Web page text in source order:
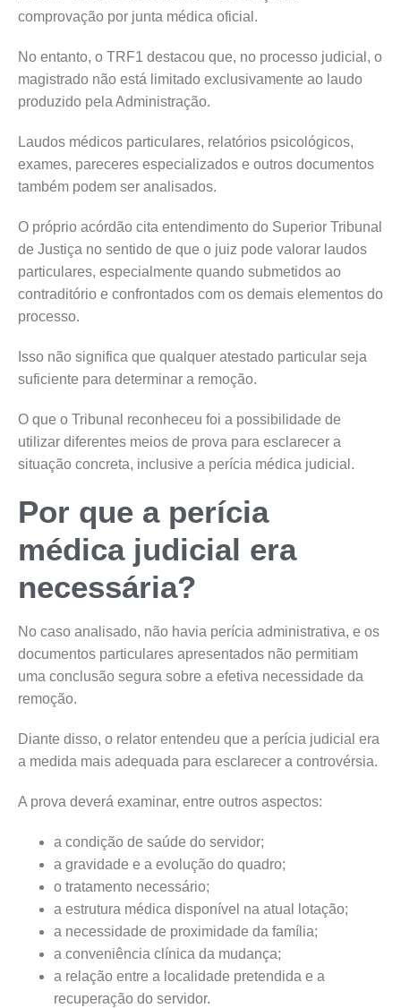
comprovação por junta médica oficial.
No entanto, o TRF1 destacou que, no processo judicial, o
magistrado não está limitado exclusivamente ao laudo
produzido pela Administração.
Laudos médicos particulares, relatórios psicológicos,
exames, pareceres especializados e outros documentos
também podem ser analisados.
O próprio acórdão cita entendimento do Superior Tribunal
de Justiça no sentido de que o juiz pode valorar laudos
particulares, especialmente quando submetidos ao
contraditório e confrontados com os demais elementos do
processo.
Isso não significa que qualquer atestado particular seja
suficiente para determinar a remoção.
O que o Tribunal reconheceu foi a possibilidade de
utilizar diferentes meios de prova para esclarecer a
situação concreta, inclusive a perícia médica judicial.
Por que a perícia
médica judicial era
necessária?
No caso analisado, não havia perícia administrativa, e os
documentos particulares apresentados não permitiam
uma conclusão segura sobre a efetiva necessidade da
remoção.
Diante disso, o relator entendeu que a perícia judicial era
a medida mais adequada para esclarecer a controvérsia.
A prova deverá examinar, entre outros aspectos:
a condição de saúde do servidor;
a gravidade e a evolução do quadro;
o tratamento necessário;
a estrutura médica disponível na atual lotação;
a necessidade de proximidade da família;
a conveniência clínica da mudança;
a relação entre a localidade pretendida e a
recuperação do servidor.